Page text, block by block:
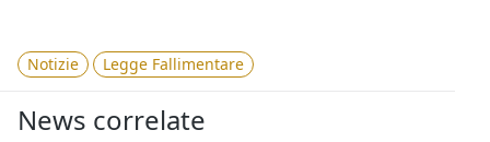
Notizie Legge Fallimentare
News correlate